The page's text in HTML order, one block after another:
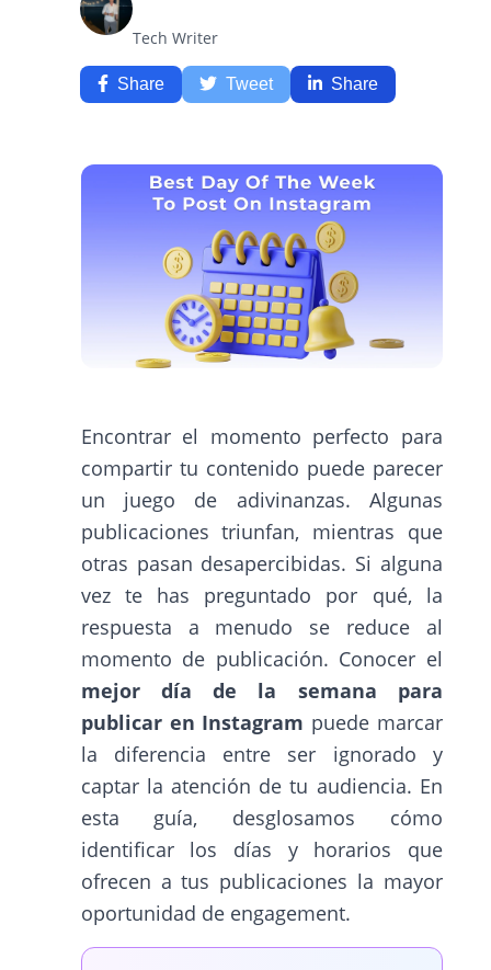
Tech Writer
Share Tweet Share
Encontrar el momento perfecto para
compartir tu contenido puede parecer
un juego de adivinanzas. Algunas
publicaciones triunfan, mientras que
otras pasan desapercibidas. Si alguna
vez te has preguntado por qué, la
respuesta a menudo se reduce al
momento de publicación. Conocer el
mejor día de la semana para
publicar en Instagram puede marcar
la diferencia entre ser ignorado y
captar la atención de tu audiencia. En
esta guía, desglosamos cómo
identificar los días y horarios que
ofrecen a tus publicaciones la mayor
oportunidad de engagement.